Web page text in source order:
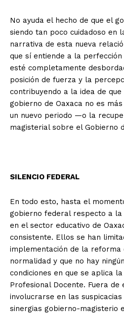
No ayuda el hecho de que el
siendo tan poco cuidadoso en
narrativa de esta nueva
que sí entiende a la
esté completamente
posición de fuerza y la
contribuyendo a la idea de
gobierno de Oaxaca no es
un nuevo periodo —o la
magisterial sobre el Gobierno
SILENCIO FEDERAL
En todo esto, hasta el
gobierno federal respecto a la
en el sector educativo de
consistente. Ellos se han
implementación de la reforma
normalidad y que no hay
condiciones en que se aplica
Profesional Docente. Fuera de
involucrarse en las
sinergias gobierno-magisterio